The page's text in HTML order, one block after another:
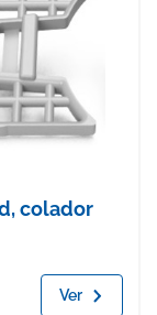
colador
Ver